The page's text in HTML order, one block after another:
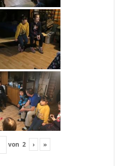
von 2 › »